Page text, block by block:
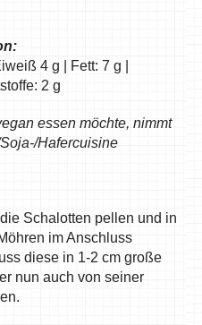
4 g | Fett: 7 g |
2 g
essen möchte, nimmt
Hafercuisine
Schalotten pellen und in
im Anschluss
diese in 1-2 cm große
nun auch von seiner